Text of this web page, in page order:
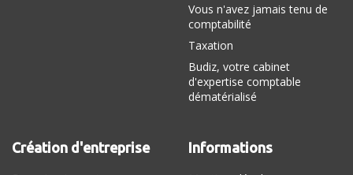
Vous n'avez jamais tenu de
comptabilité
Taxation
Budiz, votre cabinet
d'expertise comptable
dématérialisé
Création d'entreprise Informations